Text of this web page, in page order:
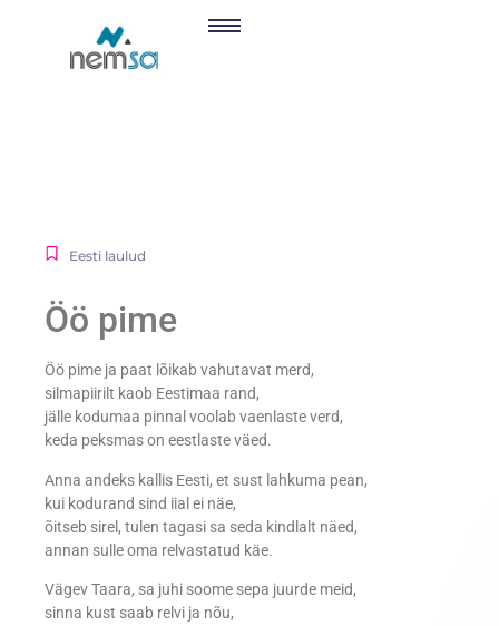
Eesti laulud
Öö pime
Öö pime ja paat lõikab vahutavat merd,
silmapiirilt kaob Eestimaa rand,
jälle kodumaa pinnal voolab vaenlaste verd,
keda peksmas on eestlaste väed.
Anna andeks kallis Eesti, et sust lahkuma pean,
kui kodurand sind iial ei näe,
õitseb sirel, tulen tagasi sa seda kindlalt näed,
annan sulle oma relvastatud käe.
Vägev Taara, sa juhi soome sepa juurde meid,
sinna kust saab relvi ja nõu,